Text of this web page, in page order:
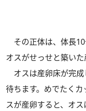
その正体は、体長
オスがせっせと築いた
オスは産卵床が完成
待ちます。めでたく
スが産卵すると、オ